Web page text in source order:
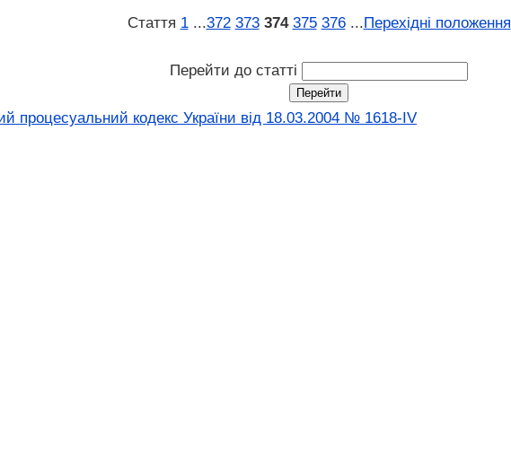
Стаття 1 ...372 373 374 375 376 ...Перехідні положення
Перейти до статті
процесуальний кодекс України від 18.03.2004 № 1618-IV